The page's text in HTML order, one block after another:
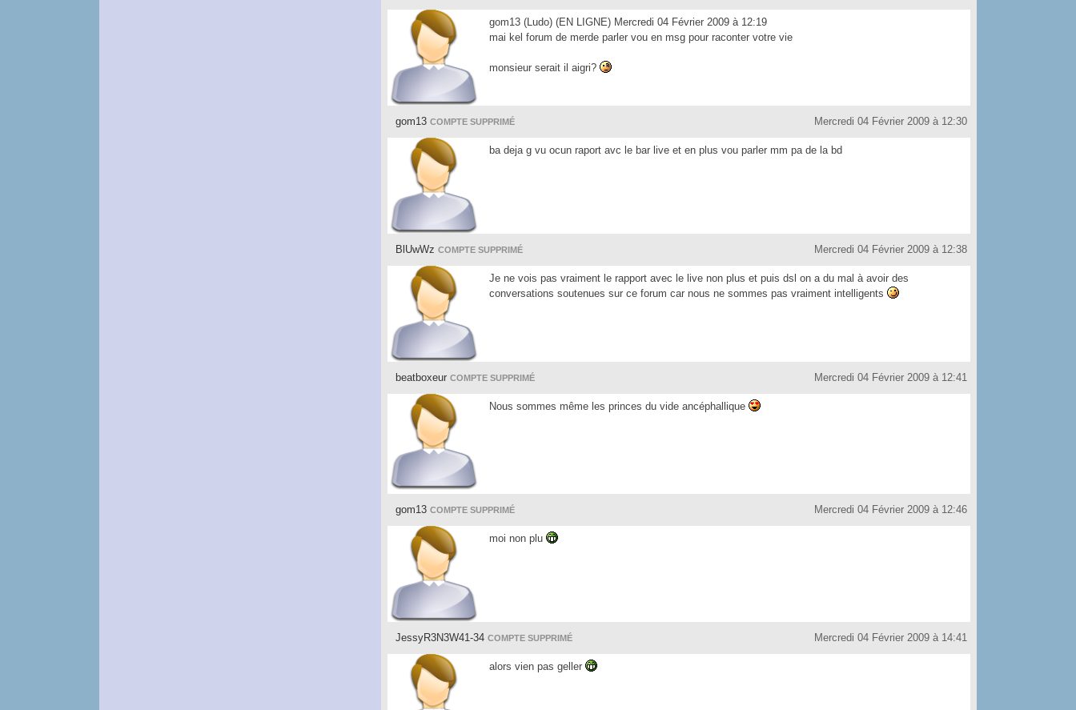
gom13 (Ludo) (EN LIGNE) Mercredi 04 Février 2009 à 12:19
mai kel forum de merde parler vou en msg pour raconter votre vie
monsieur serait il aigri?
gom13 COMPTE SUPPRIMÉ Mercredi 04 Février 2009 à 12:30
ba deja g vu ocun raport avc le bar live et en plus vou parler mm pa de la bd
BlUwWz COMPTE SUPPRIMÉ Mercredi 04 Février 2009 à 12:38
Je ne vois pas vraiment le rapport avec le live non plus et puis dsl on a du mal à avoir des
conversations soutenues sur ce forum car nous ne sommes pas vraiment intelligents
beatboxeur COMPTE SUPPRIMÉ Mercredi 04 Février 2009 à 12:41
Nous sommes même les princes du vide ancéphallique
gom13 COMPTE SUPPRIMÉ Mercredi 04 Février 2009 à 12:46
moi non plu
JessyR3N3W41-34 COMPTE SUPPRIMÉ Mercredi 04 Février 2009 à 14:41
alors vien pas geller